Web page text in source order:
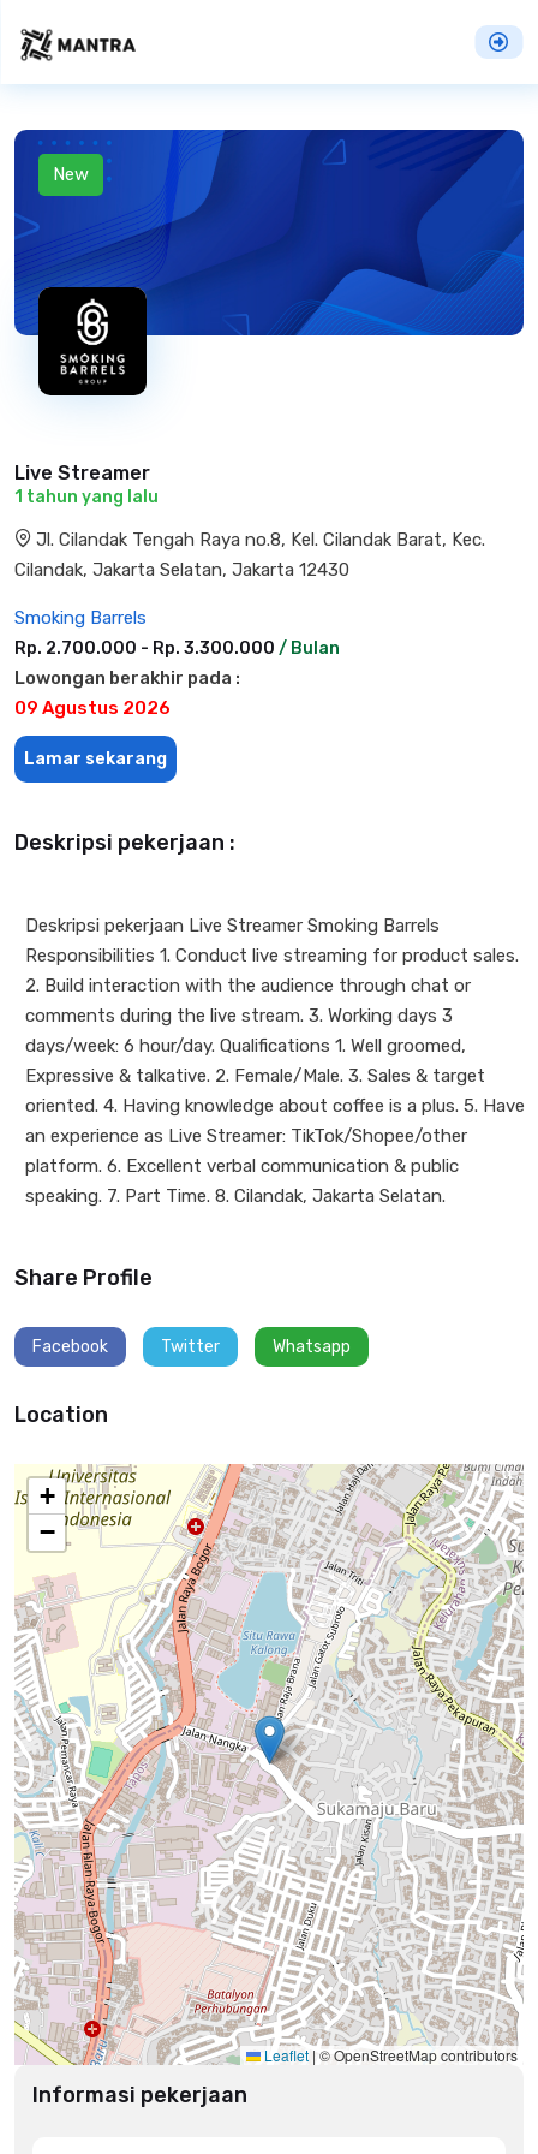
New
Live Streamer
1 tahun yang lalu
Jl. Cilandak Tengah Raya no.8, Kel. Cilandak Barat, Kec.
Cilandak, Jakarta Selatan, Jakarta 12430
Smoking Barrels
Rp. 2.700.000 - Rp. 3.300.000 / Bulan
Lowongan berakhir pada :
09 Agustus 2026
Lamar sekarang
Deskripsi pekerjaan :
Deskripsi pekerjaan Live Streamer Smoking Barrels
Responsibilities 1. Conduct live streaming for product sales.
2. Build interaction with the audience through chat or
comments during the live stream. 3. Working days 3
days/week: 6 hour/day. Qualifications 1. Well groomed,
Expressive & talkative. 2. Female/Male. 3. Sales & target
oriented. 4. Having knowledge about coffee is a plus. 5. Have
an experience as Live Streamer: TikTok/Shopee/other
platform. 6. Excellent verbal communication & public
speaking. 7. Part Time. 8. Cilandak, Jakarta Selatan.
Share Profile
Facebook Twitter Whatsapp
Location
+
−
Leaflet | © OpenStreetMap contributors
Informasi pekerjaan